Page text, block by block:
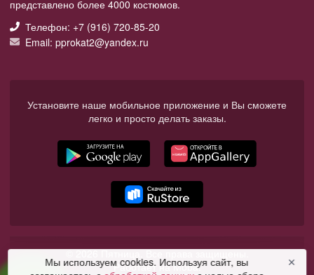
представлено более 4000 костюмов.
Телефон: +7 (916) 720-85-20
Email: pprokat2@yandex.ru
Установите наше мобильное приложение и Вы сможете
легко и просто делать заказы.
© 2026 Пятница. Все права защищены.
Работает на Moba.
Мы используем cookies. Используя сайт, вы
✕